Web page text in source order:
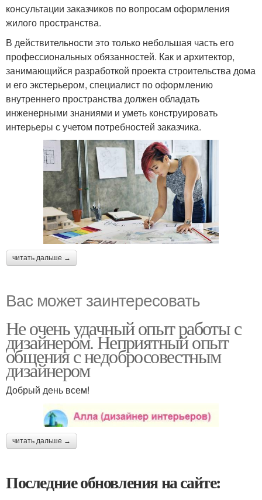
консультации заказчиков по вопросам оформления
жилого пространства.
В действительности это только небольшая часть его
профессиональных обязанностей. Как и архитектор,
занимающийся разработкой проекта строительства дома
и его экстерьером, специалист по оформлению
внутреннего пространства должен обладать
инженерными знаниями и уметь конструировать
интерьеры с учетом потребностей заказчика.
читать дальше →
Вас может заинтересовать
Не очень удачный опыт работы с
дизайнером. Неприятный опыт
общения с недобросовестным
дизайнером
Добрый день всем!
читать дальше →
Последние обновления на сайте: